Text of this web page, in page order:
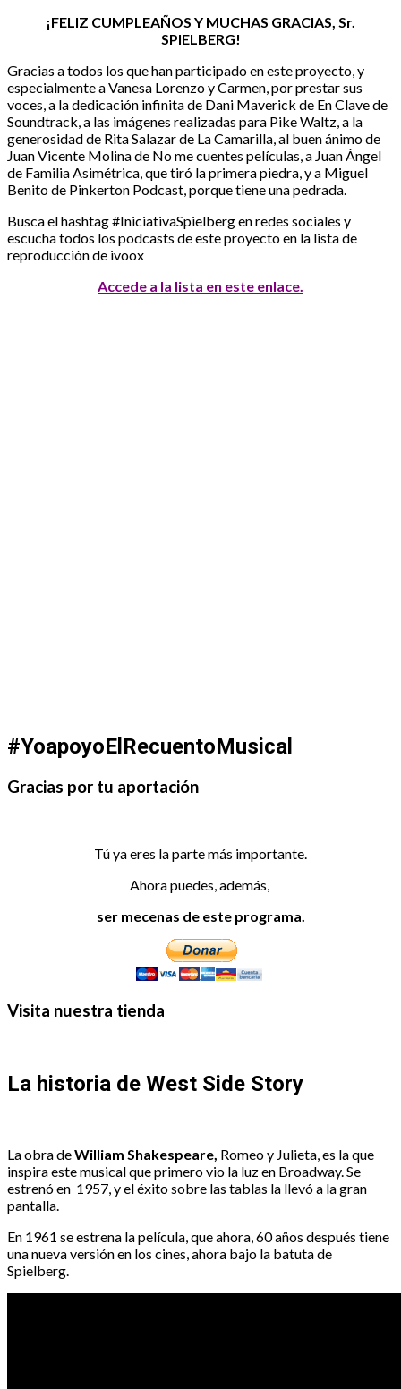
¡FELIZ CUMPLEAÑOS Y MUCHAS GRACIAS, Sr.
SPIELBERG!
Gracias a todos los que han participado en este proyecto, y
especialmente a Vanesa Lorenzo y Carmen, por prestar sus
voces, a la dedicación infinita de Dani Maverick de En Clave de
Soundtrack, a las imágenes realizadas para Pike Waltz, a la
generosidad de Rita Salazar de La Camarilla, al buen ánimo de
Juan Vicente Molina de No me cuentes películas, a Juan Ángel
de Familia Asimétrica, que tiró la primera piedra, y a Miguel
Benito de Pinkerton Podcast, porque tiene una pedrada.
Busca el hashtag #IniciativaSpielberg en redes sociales y
escucha todos los podcasts de este proyecto en la lista de
reproducción de ivoox
Accede a la lista en este enlace.
#YoapoyoElRecuentoMusical
Gracias por tu aportación
Tú ya eres la parte más importante.
Ahora puedes, además,
ser mecenas de este programa.
Visita nuestra tienda
La historia de West Side Story
La obra deWilliam Shakespeare, Romeo y Julieta, es la que
inspira este musical que primero vio la luz en Broadway. Se
estrenó en 1957, y el éxito sobre las tablas la llevó a la gran
pantalla.
En 1961 se estrena la película, que ahora, 60 años después tiene
una nueva versión en los cines, ahora bajo la batuta de
Spielberg.